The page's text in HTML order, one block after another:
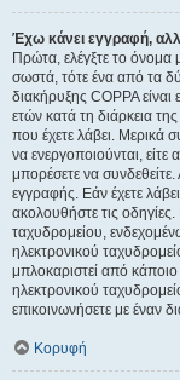
Έχω κάνει εγγραφή,
Πρώτα, ελέγξτε το όνομα
σωστά, τότε ένα από τα
διακήρυξης COPPA είναι
ετών κατά τη διάρκεια
που έχετε λάβει. Μερικά
να ενεργοποιούνται, είτε
μπορέσετε να
εγγραφής. Εάν έχετε
ακολουθήστε τις
ταχυδρομείου,
ηλεκτρονικού
μπλοκαριστεί από
ηλεκτρονικού
επικοινωνήσετε με έναν
Κορυφή